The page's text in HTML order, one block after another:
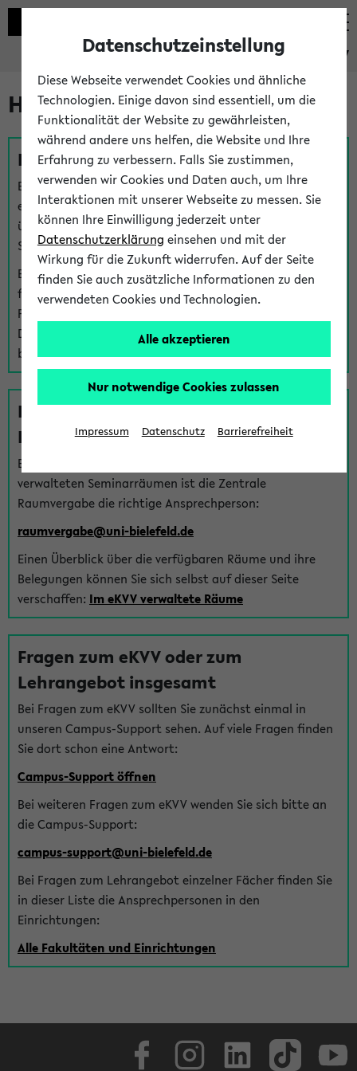
eKVV
Hilfe & Kontakt
Fragen zu einzelnen Veranstaltungen
Bei inhaltlichen und organisatorischen Fragen zu
einzelnen Veranstaltungen finden Sie Ansprechpersonen
über denFragen-Link bei jeder Veranstaltung. Der BIS
Support kann hier meist keine direkte Hilfe leisten.
Bei Veranstaltungen mit eKVV Teilnahmemanagement
finden Sie eine Auskunft über die Personen, die Ihre
Platzzuteilung im eKVV eingetragen haben, auf der
Detailseite zum Teilnahmemanagement der
betreffenden Veranstaltung.
Fragen zu im eKVV verwalteten
Räumen
Bei Fragen zur Vergabe von Hörsälen und vom eKVV
verwalteten Seminarräumen ist die Zentrale
Raumvergabe die richtige Ansprechperson:
raumvergabe@uni-bielefeld.de
Einen Überblick über die verfügbaren Räume und ihre
Belegungen können Sie sich selbst auf dieser Seite
verschaffen: Im eKVV verwaltete Räume
Fragen zum eKVV oder zum
Lehrangebot insgesamt
Bei Fragen zum eKVV sollten Sie zunächst einmal in
unseren Campus-Support sehen. Auf viele Fragen finden
Sie dort schon eine Antwort:
Campus-Support öffnen
Bei weiteren Fragen zum eKVV wenden Sie sich bitte an
die Campus-Support:
campus-support@uni-bielefeld.de
Bei Fragen zum Lehrangebot einzelner Fächer finden Sie
in dieser Liste die Ansprechpersonen in den
Einrichtungen:
Alle Fakultäten und Einrichtungen
Datenschutzeinstellung
Diese Webseite verwendet Cookies und ähnliche
Technologien. Einige davon sind essentiell, um die
Funktionalität der Website zu gewährleisten,
während andere uns helfen, die Website und Ihre
Erfahrung zu verbessern. Falls Sie zustimmen,
verwenden wir Cookies und Daten auch, um Ihre
Interaktionen mit unserer Webseite zu messen. Sie
können Ihre Einwilligung jederzeit unter
Datenschutzerklärung einsehen und mit der
Wirkung für die Zukunft widerrufen. Auf der Seite
finden Sie auch zusätzliche Informationen zu den
verwendeten Cookies und Technologien.
Alle akzeptieren
Nur notwendige Cookies zulassen
Impressum Datenschutz Barrierefreiheit